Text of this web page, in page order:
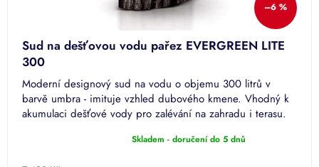
–6 %
Sud na dešťovou vodu pařez EVERGREEN LITE
300
Moderní designový sud na vodu o objemu 300 litrů v
barvě umbra - imituje vzhled dubového kmene. Vhodný k
akumulaci dešťové vody pro zalévání na zahradu i terasu.
Skladem - doručení do 5 dnů